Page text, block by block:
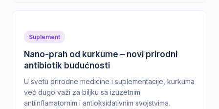
Suplement
Nano-prah od kurkume – novi prirodni
antibiotik budućnosti
U svetu prirodne medicine i suplementacije, kurkuma
već dugo važi za biljku sa izuzetnim
antiinflamatornim i antioksidativnim svojstvima.